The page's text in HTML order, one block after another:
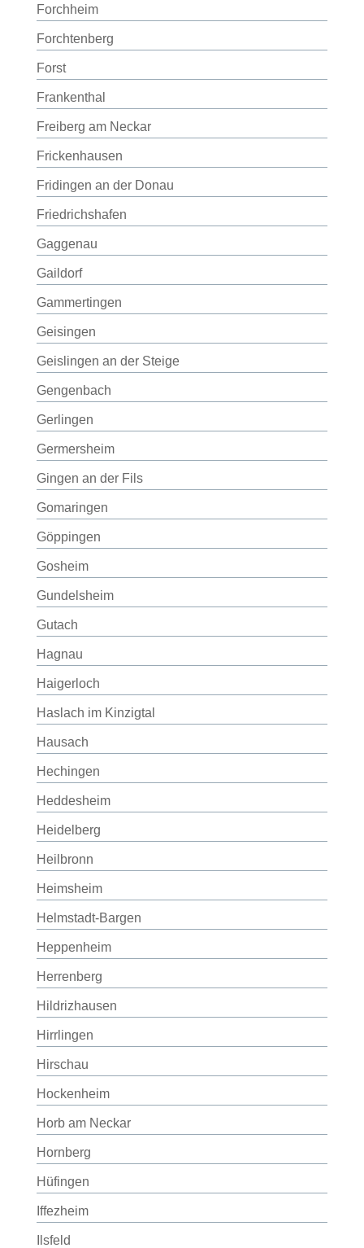
Forchheim
Forchtenberg
Forst
Frankenthal
Freiberg am Neckar
Frickenhausen
Fridingen an der Donau
Friedrichshafen
Gaggenau
Gaildorf
Gammertingen
Geisingen
Geislingen an der Steige
Gengenbach
Gerlingen
Germersheim
Gingen an der Fils
Gomaringen
Göppingen
Gosheim
Gundelsheim
Gutach
Hagnau
Haigerloch
Haslach im Kinzigtal
Hausach
Hechingen
Heddesheim
Heidelberg
Heilbronn
Heimsheim
Helmstadt-Bargen
Heppenheim
Herrenberg
Hildrizhausen
Hirrlingen
Hirschau
Hockenheim
Horb am Neckar
Hornberg
Hüfingen
Iffezheim
Ilsfeld